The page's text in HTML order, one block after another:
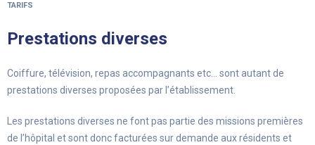
TARIFS
Prestations diverses
Coiffure, télévision, repas accompagnants etc… sont autant de
prestations diverses proposées par l’établissement.
Les prestations diverses ne font pas partie des missions premières
de l’hôpital et sont donc facturées sur demande aux résidents et